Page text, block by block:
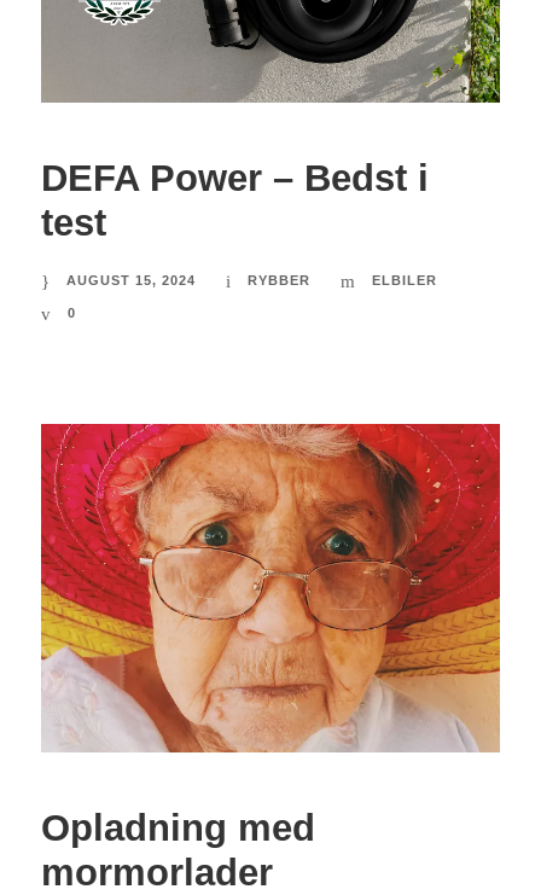
DEFA Power – Bedst i
test
AUGUST 15, 2024 RYBBER ELBILER
0
Opladning med
mormorlader